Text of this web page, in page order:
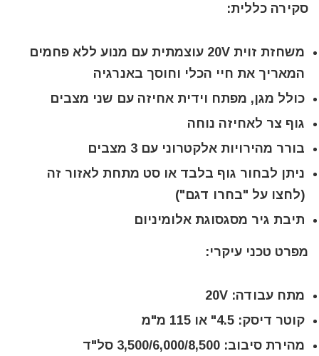
סקירה כללית:
משחזת זוית 20V עוצמתית עם מנוע ללא פחמים
המאריך את חיי הכלי וחוסך באנרגיה
כולל מגן, מפתח וידית אחיזה עם שני מצבים
גוף צר לאחיזה נוחה
בורר מהירויות אלקטרוני עם 3 מצבים
ניתן לבחור גוף בלבד או סט מתחת לאזור זה
(לחצו על "בחרו דגם")
תיבת גיר מסגסוגת אלומיניום
מפרט טכני עיקרי:
מתח עבודה: 20V
קוטר דיסק: 4.5" או 115 מ"מ
מהירת סיבוב: 3,500/6,000/8,500 סל"ד